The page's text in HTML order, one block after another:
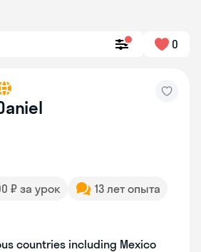
0
₽ за урок
13 лет опыта
countries including Mexico